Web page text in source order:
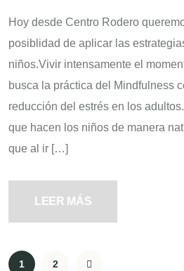
Hoy desde Centro Rodero
posiblidad de aplicar las
niños.Vivir intensamente el
busca la práctica del Mindfulness
reducción del estrés en los
que hacen los niños de manera
que al ir […]
LEER MÁS
1 2